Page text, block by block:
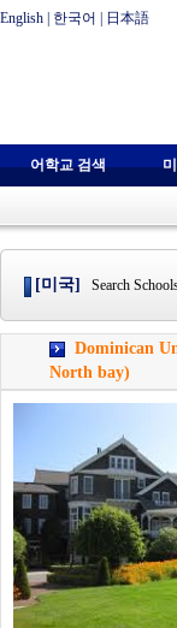
English 한국어 日本語
어학교 검색
[미국] Search
Dominican
North bay)